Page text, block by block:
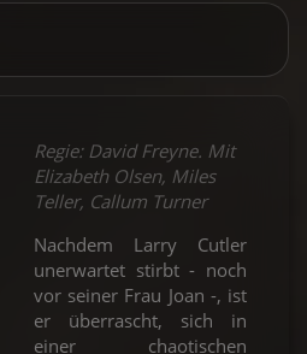
Regie: David Freyne. Mit
Elizabeth Olsen, Miles
Teller, Callum Turner
Nachdem Larry Cutler
unerwartet stirbt - noch
vor seiner Frau Joan -, ist
er überrascht, sich in
einer chaotischen